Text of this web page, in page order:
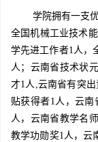
学院拥有一支
全国机械工业技术
学先进工作者1人，
人；云南省技术状
才1人,云南省有突
贴获得者1人，云
人，云南省教学名
教学功勋奖1人，云